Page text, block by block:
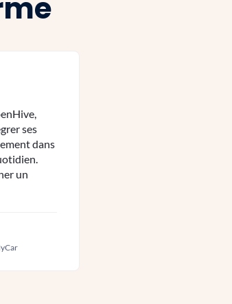
ses
dans
un